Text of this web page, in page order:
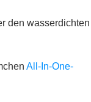
den wasserdichten
All-In-One-